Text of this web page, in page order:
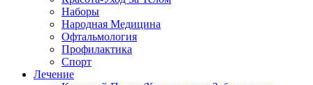
Наборы
Народная Медицина
Офтальмология
Профилактика
Спорт
Лечение